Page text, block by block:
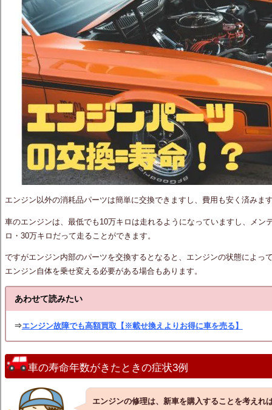
エンジン以外の消耗品パーツは簡単に交換できますし、費用も安く済みま
車のエンジンは、最低でも10万キロは走れるようになっていますし、メン
ロ・30万キロだって走ることができます。
ですがエンジン内部のパーツを交換するとなると、エンジンの状態によっ
エンジン自体を乗せ変える必要がある場合もあります。
あわせて読みたい
⇒エンジン故障でも高額買取【※載せ換えよりお得に車を売る】
車の寿命年数がきたときの症状3例
エンジンの修理は、新車を購入することを考えれ